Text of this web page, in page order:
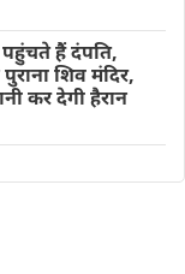
हैं दंपति,
शिव मंदिर,
कर देगी हैरान